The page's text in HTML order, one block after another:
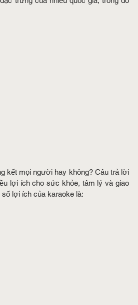
kết mọi người hay không? Câu trả lời
lợi ích cho sức khỏe, tâm lý và giao
lợi ích của karaoke là: